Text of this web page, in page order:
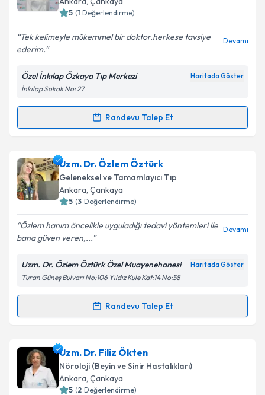
Kişisel verilerimin işlenmesine ilişkin
Aydınlatma
Metni'ni okudum ve kişisel verilerimin belirtilen
kapsamda işlenmesini kabul ediyorum.
5 (1 Değerlendirme)
Tek kelimeyle mükemmel bir doktor.herkese tavsiye
ederim.
Devamı
Özel İnkılap Özkaya Tıp Merkezi Haritada Göster
İnkılap Sokak No: 27
Randevu Talep Et
Randevu Takvimi Talebi
Uzm. Dr. İklim Özdemiriçin randevu takvimi talebi
oluşturun. Size bu uzmandan randevu almanız için bir
takvim hazırlandığında e-posta ile bilgilendireceğiz.
Kişisel verilerimin işlenmesine ilişkin
Aydınlatma
Metni'ni okudum ve kişisel verilerimin belirtilen
kapsamda işlenmesini kabul ediyorum.
Uzm. Dr. Özlem Öztürk
Geleneksel ve Tamamlayıcı Tıp
Ankara, Çankaya
5 (3 Değerlendirme)
Özlem hanım öncelikle uyguladığı tedavi yöntemleri ile
bana güven veren,...
Devamı
Uzm. Dr. Özlem Öztürk Özel Muayenehanesi Haritada Göster
Turan Güneş Bulvarı No:106 Yıldız Kule Kat:14 No:58
Randevu Talep Et
Randevu Takvimi Talebi
Uzm. Dr. Özlem Öztürkiçin randevu takvimi talebi
oluşturun. Size bu uzmandan randevu almanız için bir
takvim hazırlandığında e-posta ile bilgilendireceğiz.
Uzm. Dr. Filiz Ökten
Nöroloji (Beyin ve Sinir Hastalıkları)
Ankara, Çankaya
5 (2 Değerlendirme)